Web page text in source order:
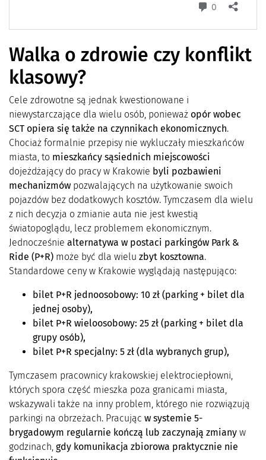
Walka o zdrowie czy konflikt
klasowy?
Cele zdrowotne są jednak kwestionowane i
niewystarczające dla wielu osób, ponieważ opór wobec
SCT opiera się także na czynnikach ekonomicznych.
Chociaż formalnie przepisy nie wykluczały mieszkańców
miasta, to mieszkańcy sąsiednich miejscowości
dojeżdżający do pracy w Krakowie byli pozbawieni
mechanizmów pozwalających na użytkowanie swoich
pojazdów bez dodatkowych kosztów. Tymczasem dla wielu
z nich decyzja o zmianie auta nie jest kwestią
światopoglądu, lecz problemem ekonomicznym.
Jednocześnie alternatywa w postaci parkingów Park &
Ride (P+R) może być dla wielu zbyt kosztowna.
Standardowe ceny w Krakowie wyglądają następująco:
bilet P+R jednoosobowy: 10 zł (parking + bilet dla
jednej osoby),
bilet P+R wieloosobowy: 25 zł (parking + bilet dla
grupy osób),
bilet P+R specjalny: 5 zł (dla wybranych grup),
Tymczasem pracownicy krakowskiej elektrociepłowni,
których spora część mieszka poza granicami miasta,
wskazywali także na inny problem, którego nie rozwiązują
parkingi na obrzeżach. Pracując w systemie 5-
brygadowym regularnie kończą lub zaczynają zmiany w
godzinach, gdy komunikacja zbiorowa praktycznie nie